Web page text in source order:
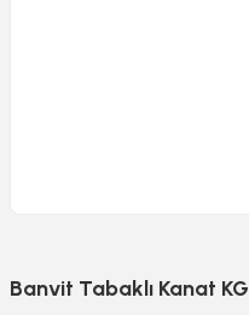
Banvit Tabaklı Kanat KG